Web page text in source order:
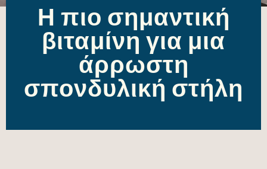
Η πιο σημαντική
βιταμίνη για μια
άρρωστη
σπονδυλική στήλη